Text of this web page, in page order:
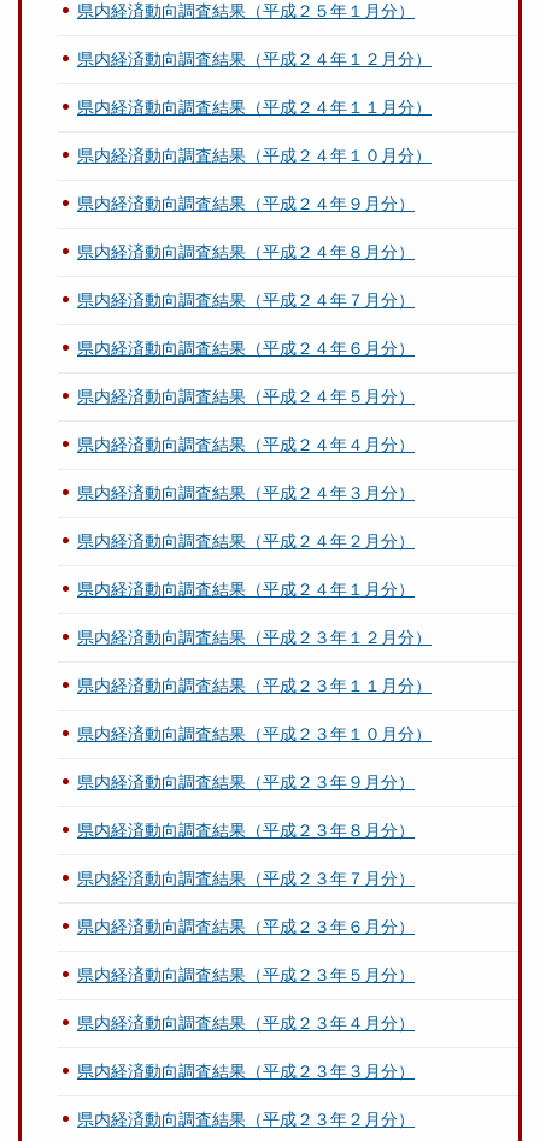
県内経済動向調査結果（平成２５年１月分）
県内経済動向調査結果（平成２４年１２月分）
県内経済動向調査結果（平成２４年１１月分）
県内経済動向調査結果（平成２４年１０月分）
県内経済動向調査結果（平成２４年９月分）
県内経済動向調査結果（平成２４年８月分）
県内経済動向調査結果（平成２４年７月分）
県内経済動向調査結果（平成２４年６月分）
県内経済動向調査結果（平成２４年５月分）
県内経済動向調査結果（平成２４年４月分）
県内経済動向調査結果（平成２４年３月分）
県内経済動向調査結果（平成２４年２月分）
県内経済動向調査結果（平成２４年１月分）
県内経済動向調査結果（平成２３年１２月分）
県内経済動向調査結果（平成２３年１１月分）
県内経済動向調査結果（平成２３年１０月分）
県内経済動向調査結果（平成２３年９月分）
県内経済動向調査結果（平成２３年８月分）
県内経済動向調査結果（平成２３年７月分）
県内経済動向調査結果（平成２３年６月分）
県内経済動向調査結果（平成２３年５月分）
県内経済動向調査結果（平成２３年４月分）
県内経済動向調査結果（平成２３年３月分）
県内経済動向調査結果（平成２３年２月分）